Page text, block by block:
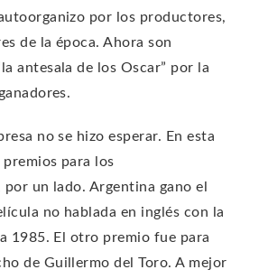
por los productores,
de la época. Ahora son
antesala de los Oscar” por la
no se hizo esperar. En esta
para los
por un lado. Argentina gano el
no hablada en inglés con la
1985. El otro premio fue para
de Guillermo del Toro. A mejor